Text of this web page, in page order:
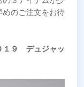
のご注文をお待
１９ デュジャッ